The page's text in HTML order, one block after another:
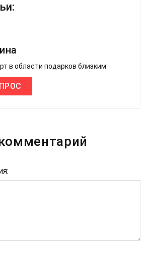
в области подарков близким